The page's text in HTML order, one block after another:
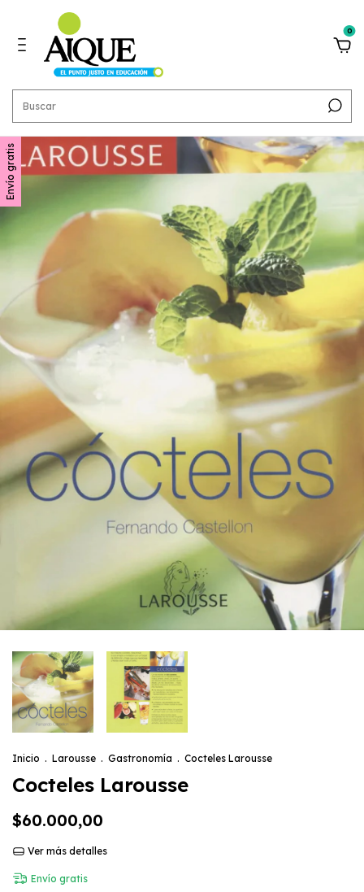
0
Envío gratis
Inicio . Larousse . Gastronomía . Cocteles Larousse
Cocteles Larousse
$60.000,00
Ver más detalles
Envío gratis